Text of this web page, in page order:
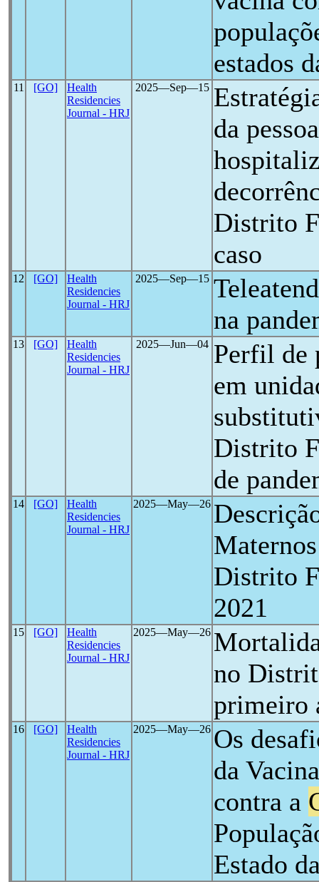
estados
11 [GO]
Health
Residencies
Journal - HRJ
2025―Sep―15
da
Distrito
caso
12 [GO]
Health
Residencies
Journal - HRJ
2025―Sep―15
na
13 [GO]
Health
Residencies
Journal - HRJ
2025―Jun―04 Perfil de
em
Distrito
de
14 [GO]
Health
Residencies
Journal - HRJ
2025―May―26
Distrito
2021
15 [GO]
Health
Residencies
Journal - HRJ
2025―May―26
no
primeiro
16 [GO]
Health
Residencies
Journal - HRJ
2025―May―26 Os
da
contra a
Estado